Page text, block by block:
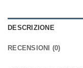
DESCRIZIONE
RECENSIONI (0)